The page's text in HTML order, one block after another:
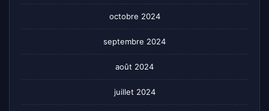
octobre 2024
septembre 2024
août 2024
juillet 2024